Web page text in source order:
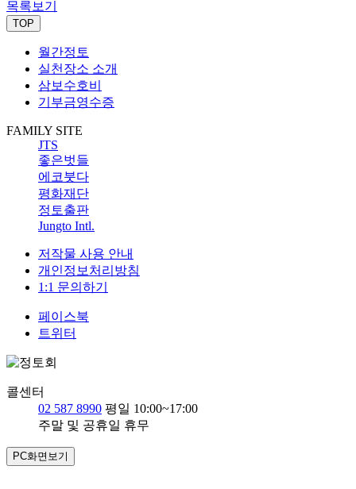
목록보기
TOP
월간정토
실천장소 소개
삼보수호비
기부금영수증
FAMILY SITE
JTS
좋은벗들
에코붓다
평화재단
정토출판
Jungto Intl.
저작물 사용 안내
개인정보처리방침
1:1 문의하기
페이스북
트위터
콜센터
02 587 8990 평일 10:00~17:00
주말 및 공휴일 휴무
PC화면보기